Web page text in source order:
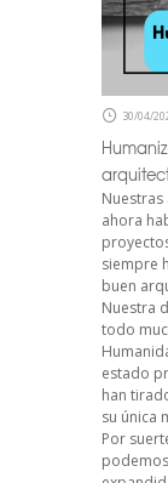
30/04/
ahora
siempre
buen
Nuestra
todo
estado
han
su única
Por